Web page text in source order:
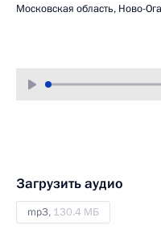
Московская область, Ново-
Загрузить аудио
mp3, 130.4 МБ